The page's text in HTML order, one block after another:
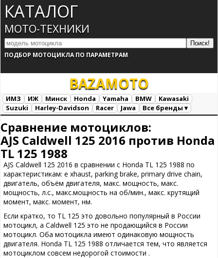
КАТАЛОГ
МОТО-ТЕХНИКИ
ПОДБОР МОТОЦИКЛА ПО ПАРАМЕТРАМ
BAZAMOTO
ИМЗ ИЖ Минск Honda Yamaha BMW
Kawasaki
Suzuki
Harley-Davidson Racer Jawa
Все бренды ▾
Сравнение мотоциклов:
AJS Caldwell 125 2016 против Honda
TL 125 1988
AJS Caldwell 125 2016 в сравнении с Honda TL 125 1988 по
характеристикам: e xhaust, parking brake, primary drive chain,
двигатель, объём двигателя, макс. мощность, макс.
мощность, л.с., макс.мощность на об/мин., макс. крутящий
момент, макс. момент, нм.
Если кратко, то TL 125 это довольно популярный в России
мотоцикл, а Caldwell 125 это не продающийся в России
мотоцикл. Оба мотоцикла имеют одинаковую мощность
двигателя. Honda TL 125 1988 отличается тем, что является
мотоциклом совсем недорогой стоимости .